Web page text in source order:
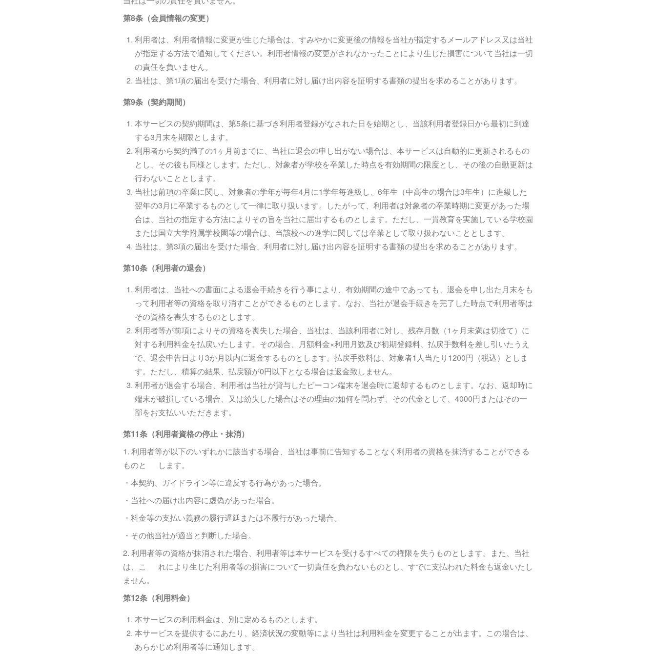
第8条（会員情報の変更）
利用者は、利用者情報に変更が生じた場合は、すみやかに変更後の情報を当社が指定するメールアドレス又は当社
が指定する方法で通知してください。利用者情報の変更がされなかったことにより生じた損害について当社は一切
の責任を負いません。
当社は、第1項の届出を受けた場合、利用者に対し届け出内容を証明する書類の提出を求めることがあります。
第9条（契約期間）
本サービスの契約期間は、第5条に基づき利用者登録がなされた日を始期とし、当該利用者登録日から最初に到達
する3月末を期限とします。
利用者から契約満了の1ヶ月前までに、当社に退会の申し出がない場合は、本サービスは自動的に更新されるもの
とし、その後も同様とします。ただし、対象者が学校を卒業した時点を有効期間の限度とし、その後の自動更新は
行わないこととします。
当社は前項の卒業に関し、対象者の学年が毎年4月に1学年毎進級し、6年生（中高生の場合は3年生）に進級した
翌年の3月に卒業するものとして一律に取り扱います。したがって、利用者は対象者の卒業時期に変更があった場
合は、当社の指定する方法によりその旨を当社に届出するものとします。ただし、一貫教育を実施している学校園
または国立大学附属学校園等の場合は、当該校への進学に関しては卒業として取り扱わないこととします。
当社は、第3項の届出を受けた場合、利用者に対し届け出内容を証明する書類の提出を求めることがあります。
第10条（利用者の退会）
利用者は、当社への書面による退会手続きを行う事により、有効期間の途中であっても、退会を申し出た月末をも
って利用者等の資格を取り消すことができるものとします。なお、当社が退会手続きを完了した時点で利用者等は
その資格を喪失するものとします。
利用者等が前項によりその資格を喪失した場合、当社は、当該利用者に対し、残存月数（1ヶ月未満は切捨て）に
対する利用料金を払戻いたします。その場合、月額料金×利用月数及び初期登録料、払戻手数料を差し引いたうえ
で、退会申告日より3か月以内に返金するものとします。払戻手数料は、対象者1人当たり1200円（税込）としま
す。ただし、積算の結果、払戻額が0円以下となる場合は返金致しません。
利用者が退会する場合、利用者は当社が貸与したビーコン端末を退会時に返却するものとします。なお、返却時に
端末が破損している場合、又は紛失した場合はその理由の如何を問わず、その代金として、4000円またはその一
部をお支払いいただきます。
第11条（利用者資格の停止・抹消）
1. 利用者等が以下のいずれかに該当する場合、当社は事前に告知することなく利用者の資格を抹消することができる
ものと します。
・本契約、ガイドライン等に違反する行為があった場合。
・当社への届け出内容に虚偽があった場合。
・料金等の支払い義務の履行遅延または不履行があった場合。
・その他当社が適当と判断した場合。
2. 利用者等の資格が抹消された場合、利用者等は本サービスを受けるすべての権限を失うものとします。また、当社
は、こ れにより生じた利用者等の損害について一切責任を負わないものとし、すでに支払われた料金も返金いたし
ません。
第12条（利用料金）
本サービスの利用料金は、別に定めるものとします。
本サービスを提供するにあたり、経済状況の変動等により当社は利用料金を変更することが出ます。この場合は、
あらかじめ利用者等に通知します。